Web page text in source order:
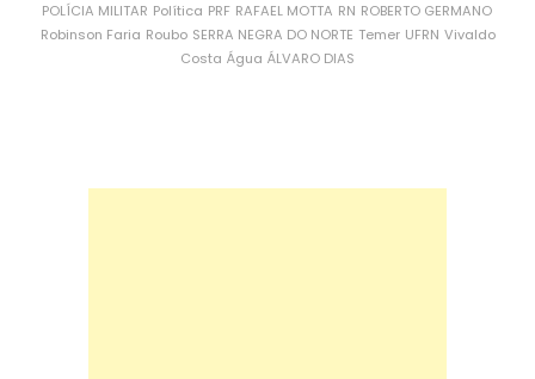
POLÍCIA MILITAR Política PRF RAFAEL MOTTA RN ROBERTO GERMANO
Robinson Faria Roubo SERRA NEGRA DO NORTE Temer UFRN Vivaldo
Costa Água ÁLVARO DIAS